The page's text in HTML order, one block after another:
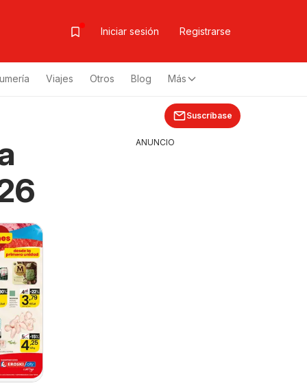
Iniciar sesión Registrarse
Viajes Otros Blog Más
Suscríbase
ANUNCIO